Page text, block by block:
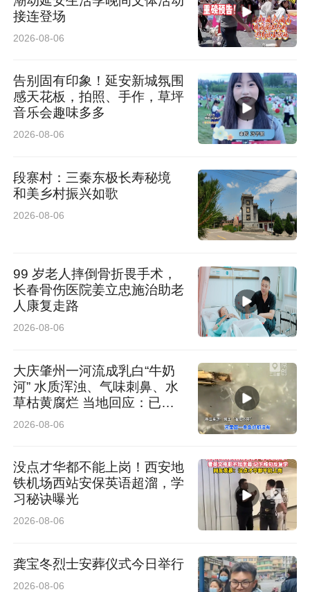
接连登场
2026-08-06
告别固有印象！延安新城氛围
感天花板，拍照、手作，草坪
音乐会趣味多多
2026-08-06
段寨村：三秦东极长寿秘境
和美乡村振兴如歌
2026-08-06
99 岁老人摔倒骨折畏手术，
长春骨伤医院姜立忠施治助老
人康复走路
2026-08-06
大庆肇州一河流成乳白“牛奶
河” 水质浑浊、气味刺鼻、水
草枯黄腐烂 当地回应：已介
入排查
2026-08-06
没点才华都不能上岗！西安地
铁机场西站安保英语超溜，学
习秘诀曝光
2026-08-06
龚宝冬烈士安葬仪式今日举行
2026-08-06